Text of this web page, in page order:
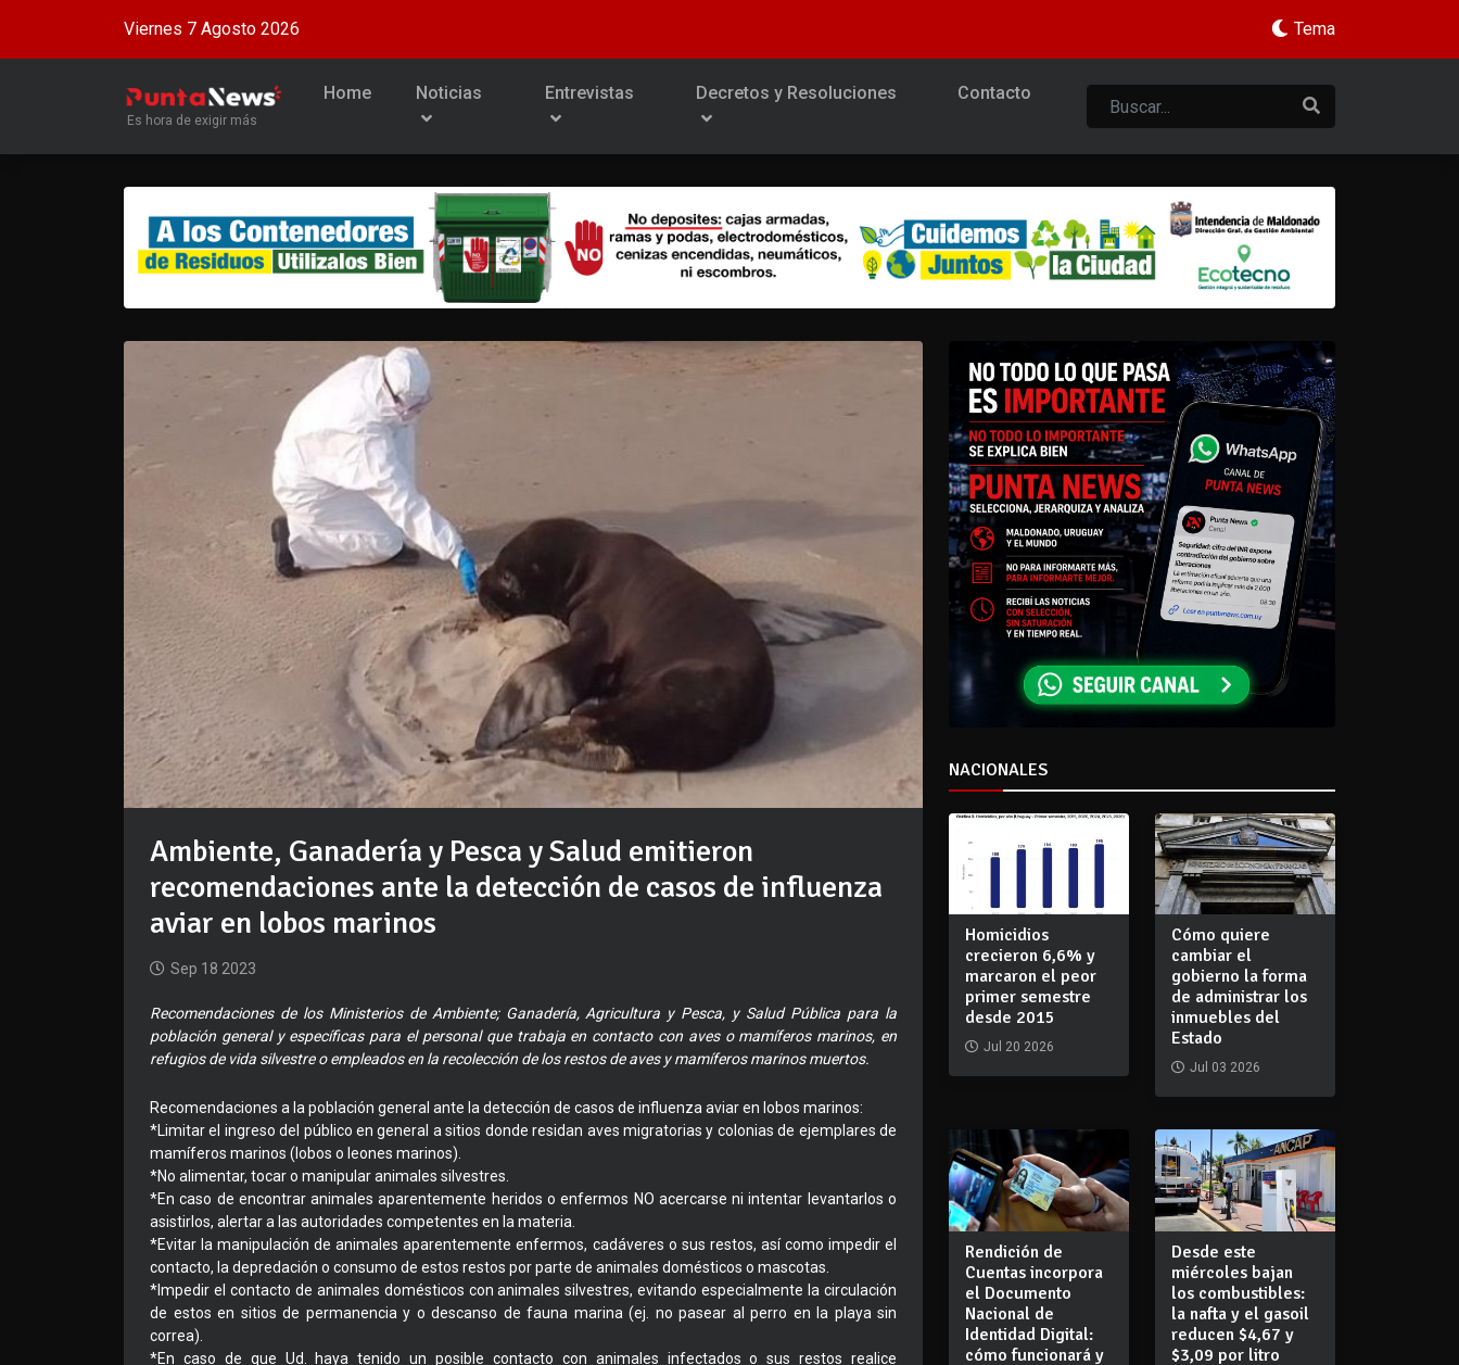
Viernes 7 Agosto 2026 Tema
Es hora de exigir más
Home Noticias Entrevistas Decretos y Resoluciones Contacto
Ambiente, Ganadería y Pesca y Salud emitieron
recomendaciones ante la detección de casos de influenza
aviar en lobos marinos
Sep 18 2023
Recomendaciones de los Ministerios de Ambiente; Ganadería, Agricultura y Pesca, y Salud Pública para la
población general y específicas para el personal que trabaja en contacto con aves o mamíferos marinos, en
refugios de vida silvestre o empleados en la recolección de los restos de aves y mamíferos marinos muertos.
Recomendaciones a la población general ante la detección de casos de influenza aviar en lobos marinos:
*Limitar el ingreso del público en general a sitios donde residan aves migratorias y colonias de ejemplares de
mamíferos marinos (lobos o leones marinos).
*No alimentar, tocar o manipular animales silvestres.
*En caso de encontrar animales aparentemente heridos o enfermos NO acercarse ni intentar levantarlos o
asistirlos, alertar a las autoridades competentes en la materia.
*Evitar la manipulación de animales aparentemente enfermos, cadáveres o sus restos, así como impedir el
contacto, la depredación o consumo de estos restos por parte de animales domésticos o mascotas.
*Impedir el contacto de animales domésticos con animales silvestres, evitando especialmente la circulación
de estos en sitios de permanencia y o descanso de fauna marina (ej. no pasear al perro en la playa sin
correa).
*En caso de que Ud. haya tenido un posible contacto con animales infectados o sus restos realice
NACIONALES
Homicidios
crecieron 6,6% y
marcaron el peor
primer semestre
desde 2015
Jul 20 2026
Cómo quiere
cambiar el
gobierno la forma
de administrar los
inmuebles del
Estado
Jul 03 2026
Rendición de
Cuentas incorpora
el Documento
Nacional de
Identidad Digital:
cómo funcionará y
Desde este
miércoles bajan
los combustibles:
la nafta y el gasoil
reducen $4,67 y
$3,09 por litro